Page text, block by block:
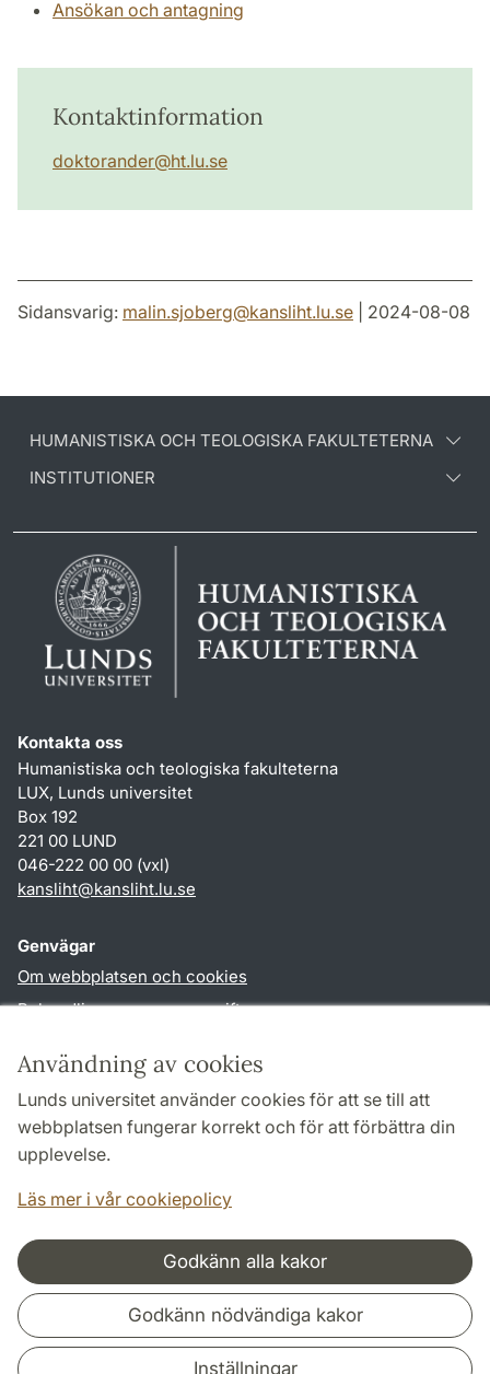
Användning av cookies
Lunds universitet använder cookies för att se till att
webbplatsen fungerar korrekt och för att förbättra din
upplevelse.
Läs mer i vår cookiepolicy
Godkänn alla kakor
Godkänn nödvändiga kakor
Inställningar
Ansökan och antagning
Kontaktinformation
doktorander@ht.lu.se
Sidansvarig: malin.sjoberg@kansliht.lu.se | 2024-08-08
HUMANISTISKA OCH TEOLOGISKA FAKULTETERNA
INSTITUTIONER
Kontakta oss
Humanistiska och teologiska fakulteterna
LUX, Lunds universitet
Box 192
221 00 LUND
046-222 00 00 (vxl)
kansliht@kansliht.lu.se
Genvägar
Om webbplatsen och cookies
Behandling av personuppgifter
TYPO3-login
Följ oss i sociala medier
Samarbeten och nätverk